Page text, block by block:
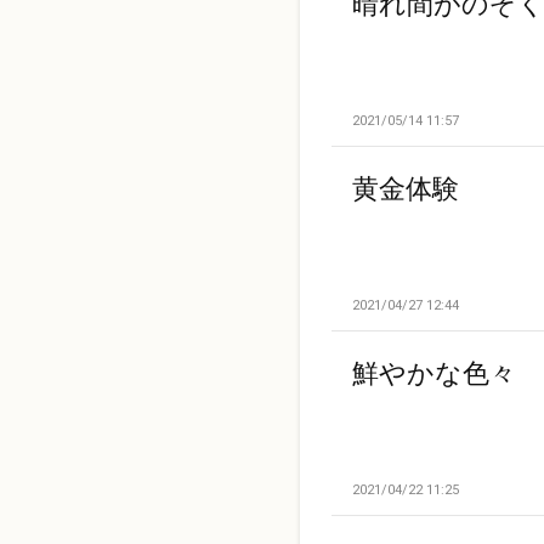
2021/05/14 11:57
黄金体験
2021/04/27 12:44
鮮やかな色々
2021/04/22 11:25